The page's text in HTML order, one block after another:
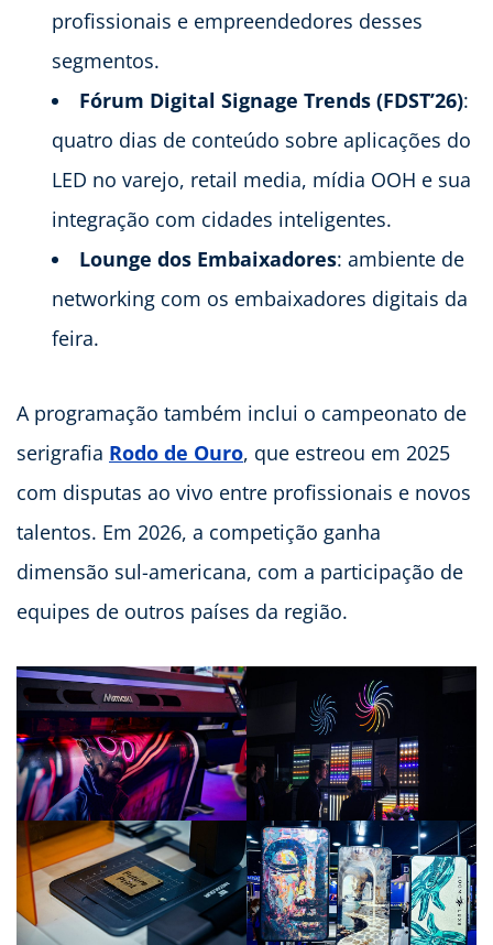
profissionais e empreendedores desses
segmentos.
Fórum Digital Signage Trends (FDST’26):
quatro dias de conteúdo sobre aplicações do
LED no varejo, retail media, mídia OOH e sua
integração com cidades inteligentes.
Lounge dos Embaixadores: ambiente de
networking com os embaixadores digitais da
feira.
A programação também inclui o campeonato de
serigrafia Rodo de Ouro, que estreou em 2025
com disputas ao vivo entre profissionais e novos
talentos. Em 2026, a competição ganha
dimensão sul-americana, com a participação de
equipes de outros países da região.